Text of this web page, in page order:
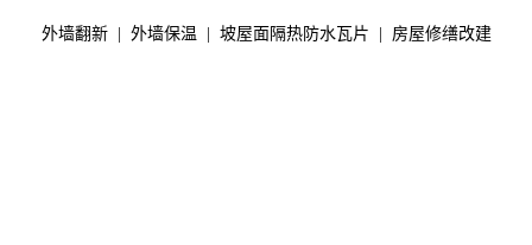
外墙翻新 | 外墙保温 | 坡屋面隔热防水瓦片 | 房屋修缮改建